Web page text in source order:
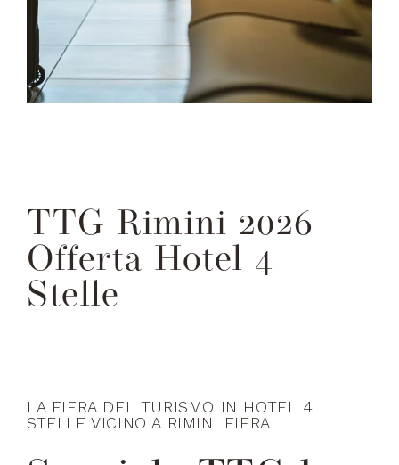
TTG Rimini 2026
Offerta Hotel 4
Stelle
LA FIERA DEL TURISMO IN HOTEL 4
STELLE VICINO A RIMINI FIERA